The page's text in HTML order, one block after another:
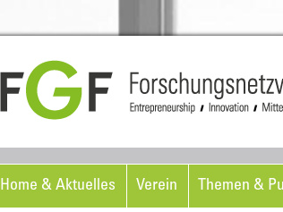
Home & Aktuelles Verein Themen &